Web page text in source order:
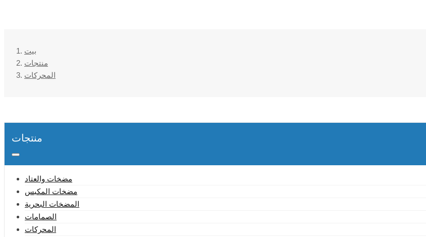
بيت
منتجات
المحركات
منتجات
مضخات والعتاد
مضخات المكبس
المضخات البحرية
الصمامات
المحركات